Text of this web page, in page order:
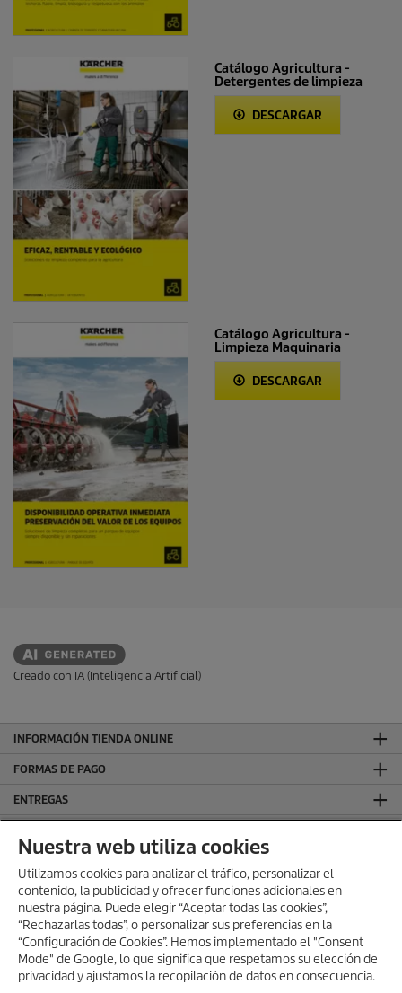
Catálogo Agricultura -
Detergentes de limpieza
DESCARGAR
Catálogo Agricultura -
Limpieza Maquinaria
DESCARGAR
Creado con IA (Inteligencia Artificial)
INFORMACIÓN TIENDA ONLINE
FORMAS DE PAGO
ENTREGAS
SÍGUENOS EN REDES SOCIALES
CONTACTO
INFORMACIÓN GENERAL
INFORMACIÓN LEGAL
Nuestra web utiliza cookies
Utilizamos cookies para analizar el tráfico, personalizar el
contenido, la publicidad y ofrecer funciones adicionales en
nuestra página. Puede elegir “Aceptar todas las cookies”,
“Rechazarlas todas”, o personalizar sus preferencias en la
“Configuración de Cookies”. Hemos implementado el "Consent
Mode" de Google, lo que significa que respetamos su elección de
privacidad y ajustamos la recopilación de datos en consecuencia.